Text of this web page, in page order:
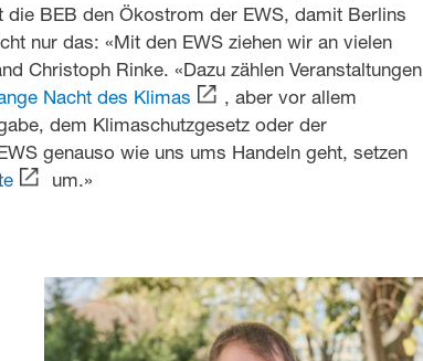
BEB den Ökostrom der EWS, damit Berlins
nur das: «Mit den EWS ziehen wir an vielen
Christoph Rinke. «Dazu zählen Veranstaltungen
Nacht des Klimas
, aber vor allem
dem Klimaschutzgesetz oder der
genauso wie uns ums Handeln geht, setzen
um.»